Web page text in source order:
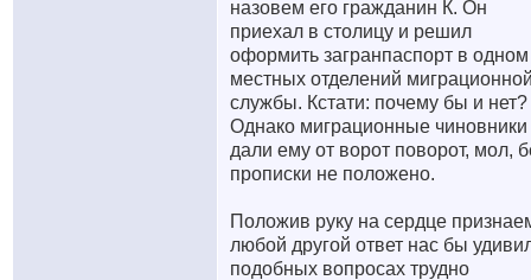
назовем его гражданин К. Он
приехал в столицу и решил
оформить загранпаспорт в одном
местных отделений
службы. Кстати: почему бы и нет?
Однако миграционные чиновники
дали ему от ворот поворот, мол,
прописки не положено.
Положив руку на сердце
любой другой ответ нас бы
подобных вопросах трудно